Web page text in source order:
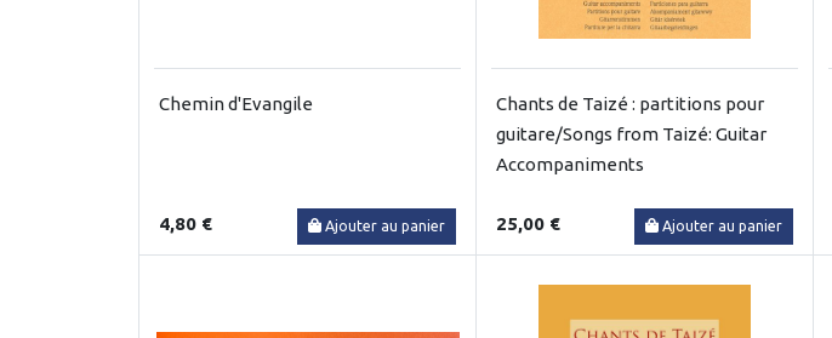
Chemin d'Evangile
4,80 € Ajouter au panier
Chants de Taizé : partitions pour
guitare/Songs from Taizé: Guitar
Accompaniments
25,00 € Ajouter au panier